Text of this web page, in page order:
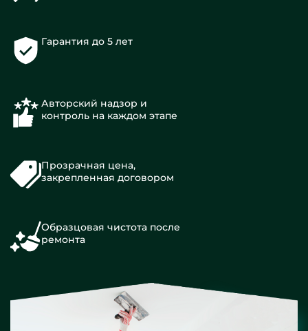
Гарантия до 5 лет
Авторский надзор и
контроль на каждом этапе
Прозрачная цена,
закрепленная договором
Образцовая чистота после
ремонта